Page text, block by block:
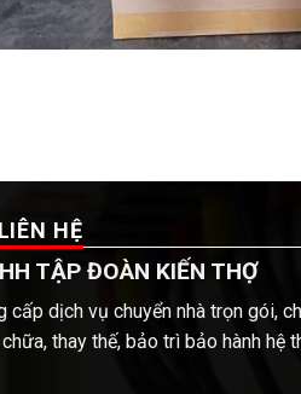
HỆ
TẬP ĐOÀN KIẾN THỢ
cấp dịch vụ chuyển nhà trọn gói,
thay thế, bảo trì bảo hành hệ